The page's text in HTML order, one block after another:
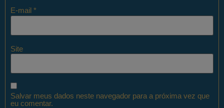
E-mail *
Site
Salvar meus dados neste navegador para a próxima vez que
eu comentar.